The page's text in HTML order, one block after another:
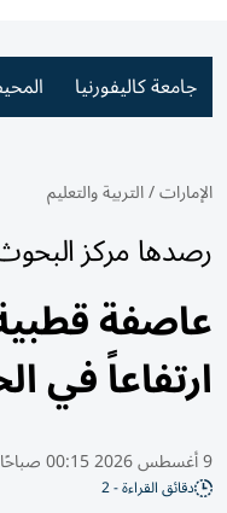
جامعة كاليفورنيا
الإمارات/التربية والتعليم
رصدها مركز
عاصفة
ارتفاعاً في
9 أغسطس 2026 00:15 صباحًا
دقائق القراءة - 2